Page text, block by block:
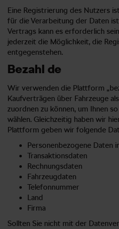
Eine Registrierung des Nutzers
für die Verarbeitung der Daten
Vertrags kann es erforderlich
jederzeit die Möglichkeit, die
entgegenstehen.
Bezahl de
Wir verwenden die Plattform
Kaufverträgen über Fahrzeuge
zuordnen zu können, um Ihnen
wählen. Gleichzeitig haben wir
Plattform geben wir folgende
Personenbezogene Daten
Transaktionsdaten
Rechnungsdaten
Fahrzeugdaten
Telefonnummer
Land
Firma
Sollten Sie nicht mit der